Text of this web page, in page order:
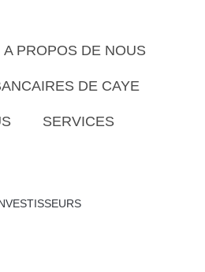
A PROPOS DE NOUS
DE CAYE
SERVICES